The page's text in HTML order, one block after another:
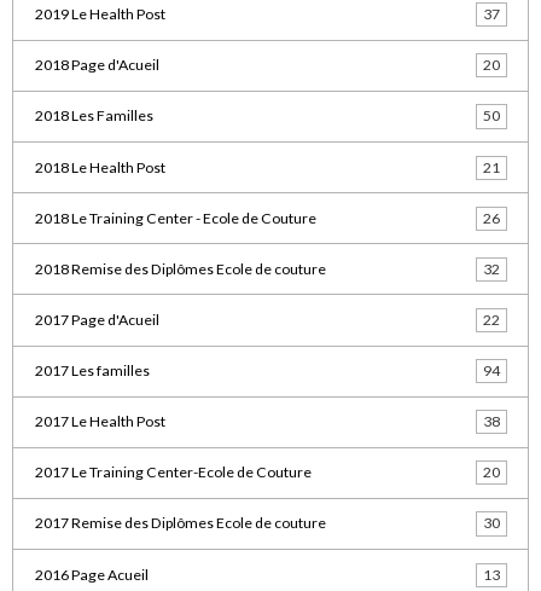
2019 Le Health Post 37
2018 Page d'Acueil 20
2018 Les Familles 50
2018 Le Health Post 21
2018 Le Training Center - Ecole de Couture 26
2018 Remise des Diplômes Ecole de couture 32
2017 Page d'Acueil 22
2017 Les familles 94
2017 Le Health Post 38
2017 Le Training Center-Ecole de Couture 20
2017 Remise des Diplômes Ecole de couture 30
2016 Page Acueil 13